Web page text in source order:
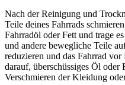
Nach der Reinigung und
Teile deines Fahrrads
Fahrradöl oder Fett und trage
und andere bewegliche Teile
reduzieren und das Fahrrad
darauf, überschüssiges Öl oder
Verschmieren der Kleidung